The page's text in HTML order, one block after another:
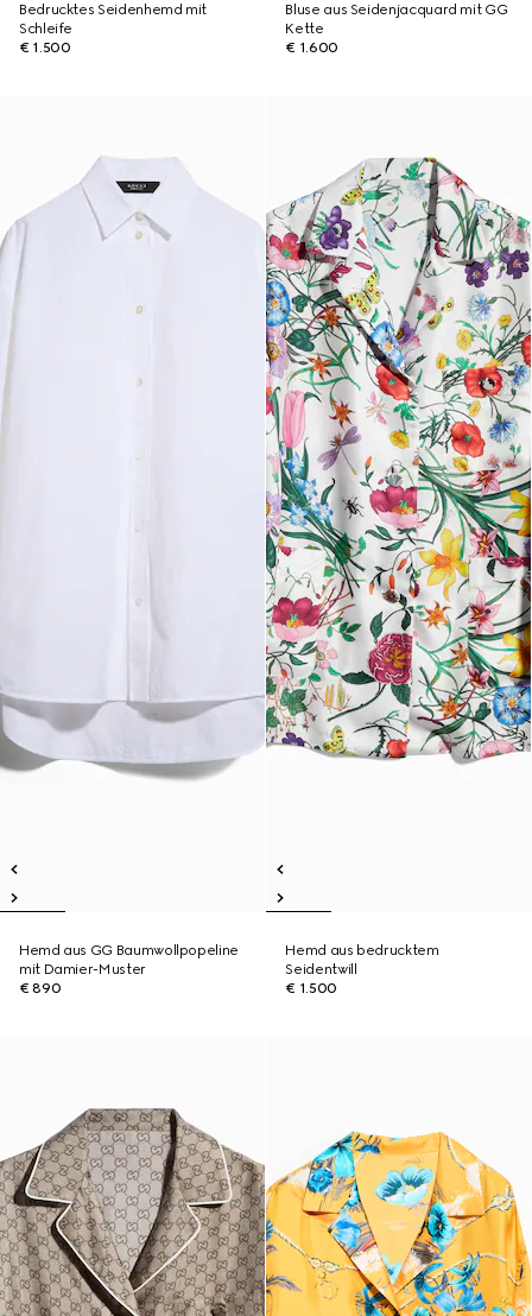
Bedrucktes Seidenhemd mit
Schleife
€ 1.500
Bluse aus Seidenjacquard mit GG
Kette
€ 1.600
Hemd aus GG Baumwollpopeline
mit Damier-Muster
€ 890
Hemd aus bedrucktem
Seidentwill
€ 1.500